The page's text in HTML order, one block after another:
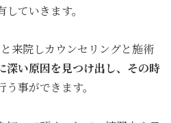
ていきます。
来院しカウンセリングと施術
深い原因を見つけ出し、その時
う事ができます。